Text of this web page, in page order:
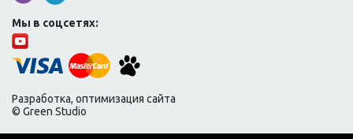
Мы в соцсетях:
Разработка, оптимизация сайта
© Green Studio